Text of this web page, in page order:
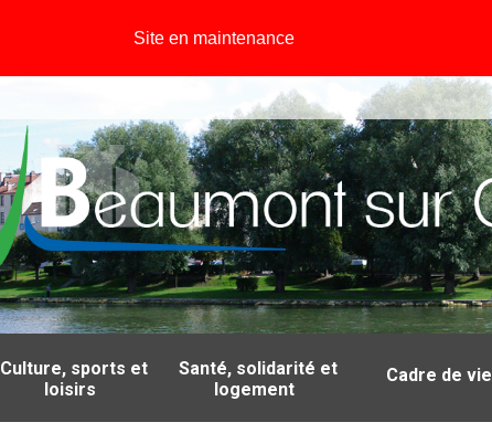
Culture, sports et
loisirs
Santé, solidarité et
logement
Cadre de vie
Site en maintenance